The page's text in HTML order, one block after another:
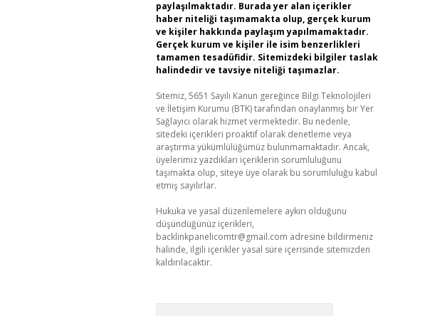
paylaşılmaktadır. Burada yer alan içerikler
haber niteliği taşımamakta olup, gerçek kurum
ve kişiler hakkında paylaşım yapılmamaktadır.
Gerçek kurum ve kişiler ile isim benzerlikleri
tamamen tesadüfidir. Sitemizdeki bilgiler taslak
halindedir ve tavsiye niteliği taşımazlar.
Sitemiz, 5651 Sayılı Kanun gereğince Bilgi Teknolojileri
ve İletişim Kurumu (BTK) tarafından onaylanmış bir Yer
Sağlayıcı olarak hizmet vermektedir. Bu nedenle,
sitedeki içerikleri proaktif olarak denetleme veya
araştırma yükümlülüğümüz bulunmamaktadır. Ancak,
üyelerimiz yazdıkları içeriklerin sorumluluğunu
taşımakta olup, siteye üye olarak bu sorumluluğu kabul
etmiş sayılırlar.
Hukuka ve yasal düzenlemelere aykırı olduğunu
düşündüğünüz içerikleri,
backlinkpanelicomtr@gmail.com adresine bildirmeniz
halinde, ilgili içerikler yasal süre içerisinde sitemizden
kaldırılacaktır.